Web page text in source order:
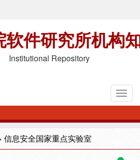
软件研究所机构
Institutional Repository
信息安全国家重点实验室